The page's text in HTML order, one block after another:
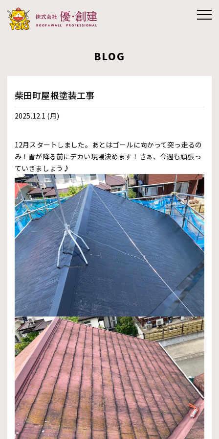
BLOG
柴田町屋根塗装工事
2025.12.1 (月)
12月スタートしました。あとはゴールに向かって突っ走るの
み！雪が降る前にデカい現場決めます！さぁ、今週も頑張っ
ていきましょう♪